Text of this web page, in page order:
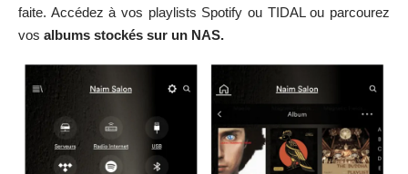
faite. Accédez à vos playlists Spotify ou TIDAL ou parcourez
vos albums stockés sur un NAS.